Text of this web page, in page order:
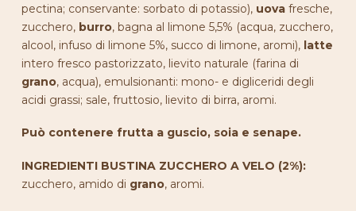
pectina; conservante: sorbato di potassio), uovafresche,
zucchero, burro, bagna al limone 5,5% (acqua, zucchero,
alcool, infuso di limone 5%, succo di limone, aromi), latte
intero fresco pastorizzato, lievito naturale (farina di
grano, acqua), emulsionanti: mono- e digliceridi degli
acidi grassi; sale, fruttosio, lievito di birra, aromi.
Può contenere frutta a guscio, soiae senape.
INGREDIENTI BUSTINA ZUCCHERO A VELO (2%):
zucchero, amido di grano, aromi.